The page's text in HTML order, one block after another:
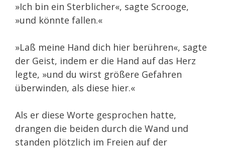
»Ich bin ein Sterblicher«, sagte Scrooge,
»und könnte fallen.«
»Laß meine Hand dich hier berühren«, sagte
der Geist, indem er die Hand auf das Herz
legte, »und du wirst größere Gefahren
überwinden, als diese hier.«
Als er diese Worte gesprochen hatte,
drangen die beiden durch die Wand und
standen plötzlich im Freien auf der